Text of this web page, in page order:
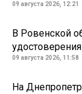
09 августа 2026, 12:21
В Ровенской
09 августа 2026, 11:58
На